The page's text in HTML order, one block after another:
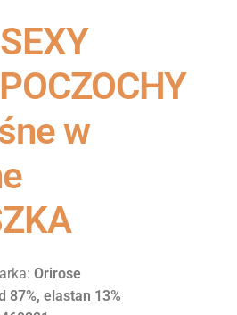
w
Orirose
87%, elastan 13%